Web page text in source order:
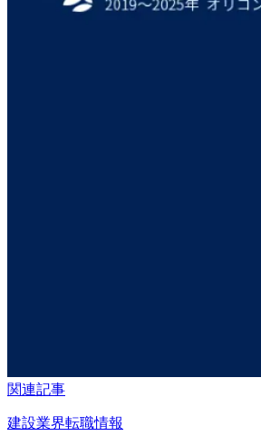
関連記事
建設業界転職情報